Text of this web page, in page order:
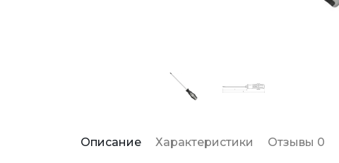
Описание Характеристики Отзывы 0